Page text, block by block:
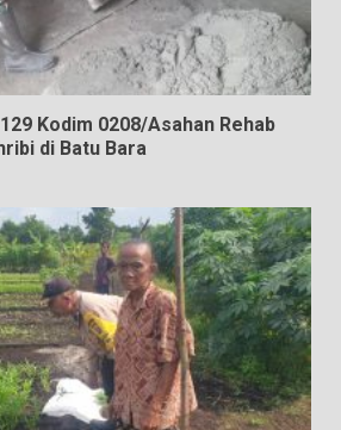
Kodim 0208/Asahan Rehab
di Batu Bara